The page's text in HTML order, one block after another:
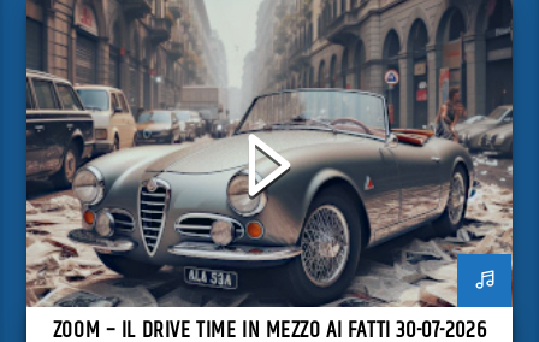
ZOOM – IL DRIVE TIME IN MEZZO AI FATTI 30-07-2026